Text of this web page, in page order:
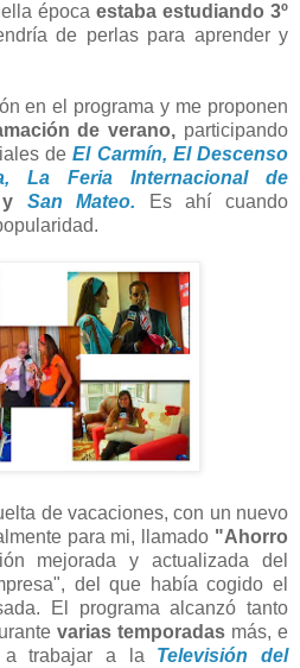
época estaba estudiando 3º
de perlas para aprender y
en el programa y me proponen
de verano, participando
deEl Carmín, El Descenso
La Feria Internacional de
San Mateo. Es ahí cuando
de vacaciones, con un nuevo
para mi, llamado "Ahorro
mejorada y actualizada del
del que había cogido el
El programa alcanzó tanto
varias temporadas más, e
a trabajar a la Televisión del